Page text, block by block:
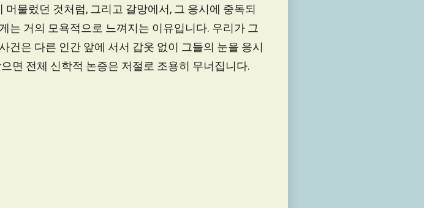
물렀던 것처럼, 그리고 갈망에서, 그 응시에 중독되
는 거의 모욕적으로 느껴지는 이유입니다. 우리가 그
은 다른 인간 앞에 서서 갑옷 없이 그들의 눈을 응시
면 전체 신학적 논증은 저절로 조용히 무너집니다.